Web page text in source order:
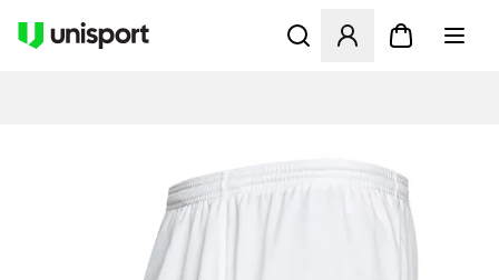
Åbner en Modal til at